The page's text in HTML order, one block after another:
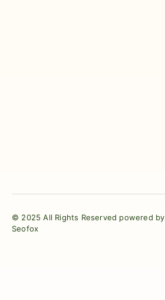
© 2025 All Rights Reserved powered by
Seofox